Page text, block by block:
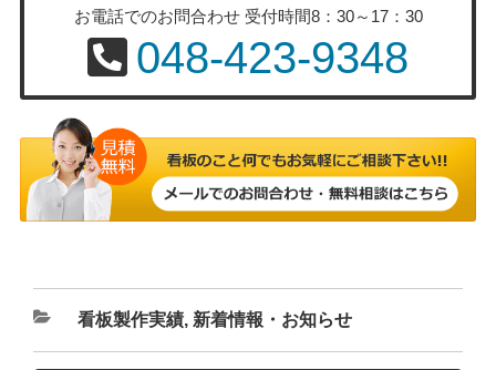
お電話でのお問合わせ 受付時間8：30～17：30
048-423-9348
カ
テ
看板製作実績, 新着情報・お知らせ